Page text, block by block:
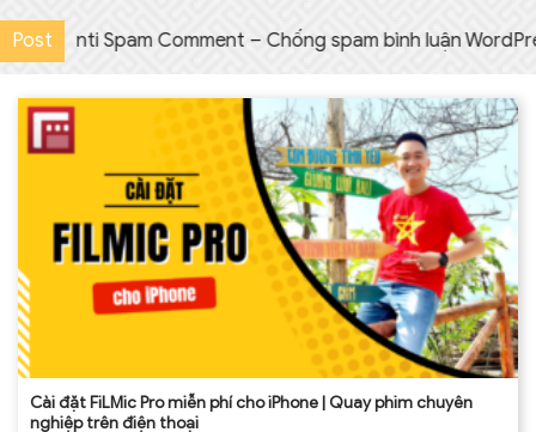
PostAnti Spam Comment – Chống spam bình luận
Cài đặt FiLMic Pro miễn phí cho iPhone | Quay phim chuyên
nghiệp trên điện thoại